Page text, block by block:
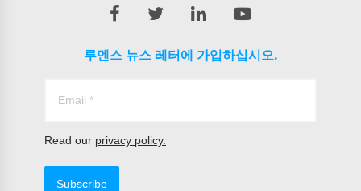
루멘스 뉴스 레터에 가입하십시오.
Read our privacy policy.
Subscribe